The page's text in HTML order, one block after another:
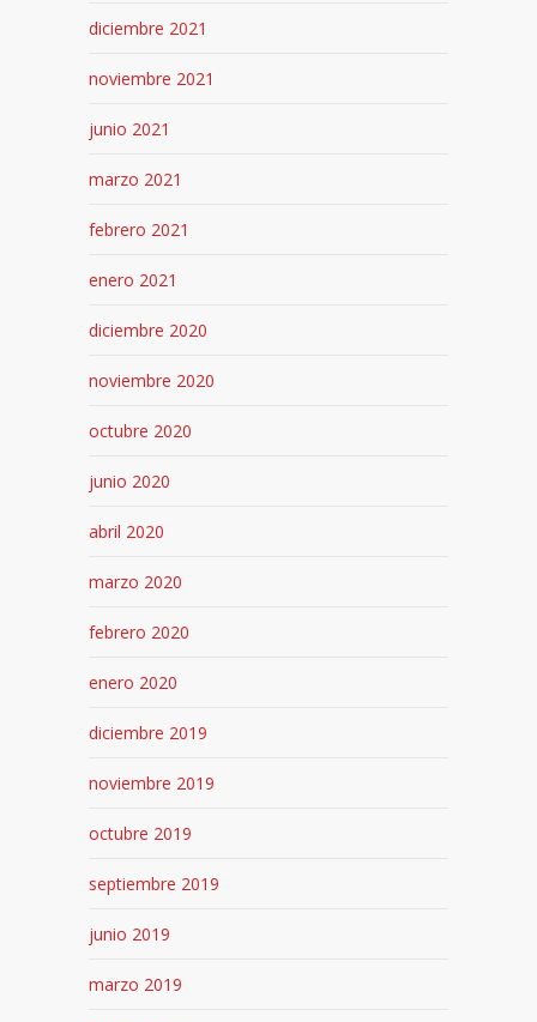
diciembre 2021
noviembre 2021
junio 2021
marzo 2021
febrero 2021
enero 2021
diciembre 2020
noviembre 2020
octubre 2020
junio 2020
abril 2020
marzo 2020
febrero 2020
enero 2020
diciembre 2019
noviembre 2019
octubre 2019
septiembre 2019
junio 2019
marzo 2019